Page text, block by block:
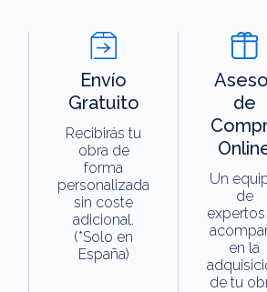
Envío
Gratuito
Recibirás tu
obra de
forma
personalizada
sin coste
adicional.
(*Solo en
España)
de
Un
de
en la
de tu